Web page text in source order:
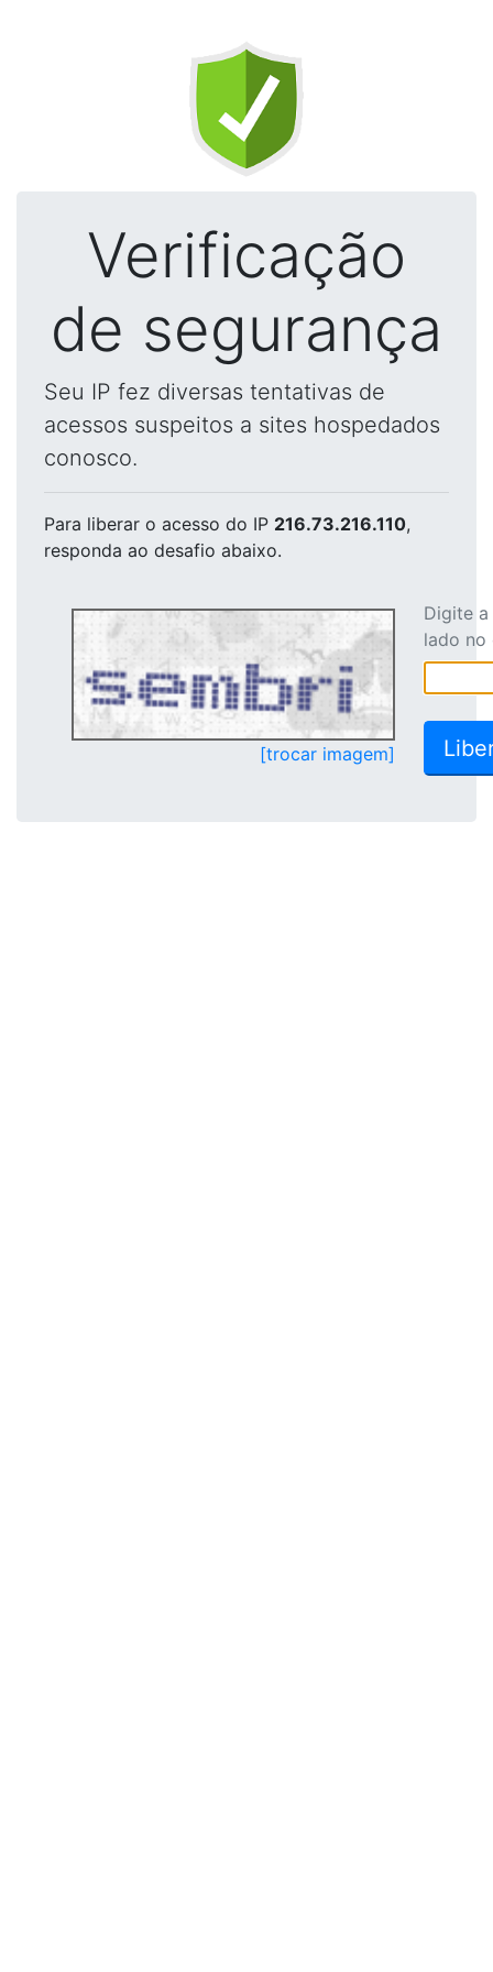
Verificação
de segurança
Seu IP fez diversas tentativas de
acessos suspeitos a sites hospedados
conosco.
Para liberar o acesso do IP 216.73.216.110,
responda ao desafio abaixo.
[trocar imagem]
Digite
lado no